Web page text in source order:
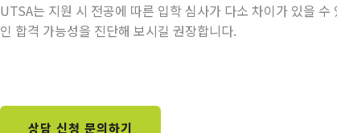
UTSA는 지원 시 전공에 따른 입학 심사가 다소 차이가 있을 수
인 합격 가능성을 진단해 보시길 권장합니다.
상담 신청 문의하기​